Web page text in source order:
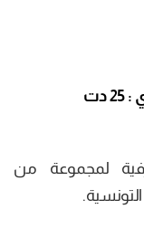
دت
لمجموعة من